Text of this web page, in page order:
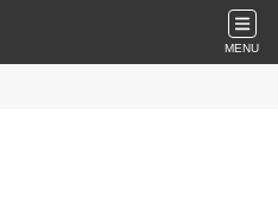
MENU